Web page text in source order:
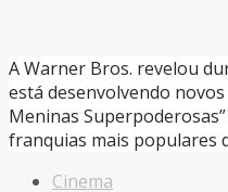
A Warner Bros. revelou
está desenvolvendo
Meninas
franquias mais populares
Cinema